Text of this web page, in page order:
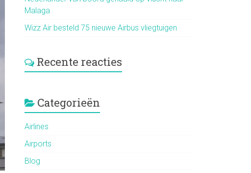
Malaga
Wizz Air besteld 75 nieuwe Airbus vliegtuigen
Recente reacties
Categorieën
Airlines
Airports
Blog